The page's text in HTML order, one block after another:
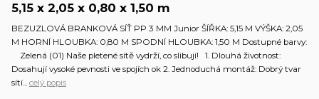
5,15 x 2,05 x 0,80 x 1,50 m
BEZUZLOVÁ BRANKOVÁ SÍŤ PP 3 MM Junior ŠÍŘKA: 5,15 M VÝŠKA: 2,05
M HORNÍ HLOUBKA: 0,80 M SPODNÍ HLOUBKA: 1,50 M Dostupné barvy:
Zelená (01) Naše pletené sítě vydrží, co slibují! 1. Dlouhá životnost:
Dosahují vysoké pevnosti ve spojích ok 2. Jednoduchá montáž: Dobrý tvar
sítí... celý popis